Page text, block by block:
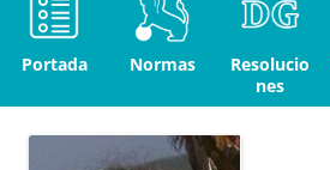
Portada Normas
Resolucio
nes